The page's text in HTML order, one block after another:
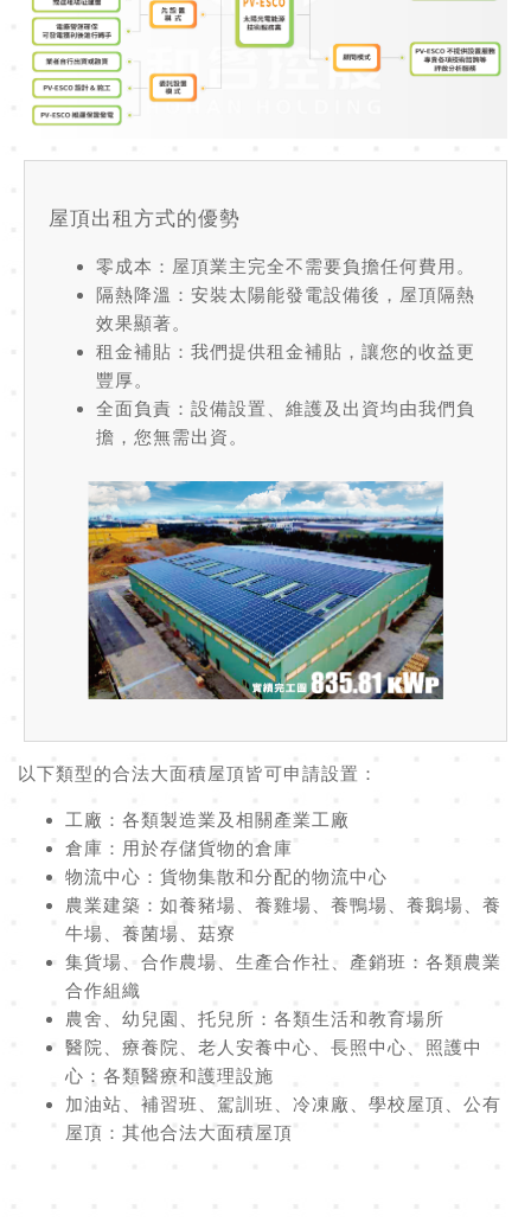
屋頂出租方式的優勢
零成本 ：屋頂業主完全不需要負擔任何費用。
隔熱降溫 ：安裝太陽能發電設備後，屋頂隔熱
效果顯著。
租金補貼 ：我們提供租金補貼，讓您的收益更
豐厚。
全面負責 ：設備設置、維護及出資均由我們負
擔，您無需出資。
以下類型的合法大面積屋頂皆可申請設置：
工廠 ：各類製造業及相關產業工廠
倉庫 ：用於存儲貨物的倉庫
物流中心 ：貨物集散和分配的物流中心
農業建築 ：如養豬場、養雞場、養鴨場、養鵝場、養
牛場、養菌場、菇寮
集貨場、合作農場、生產合作社、產銷班 ：各類農業
合作組織
農舍、幼兒園、托兒所 ：各類生活和教育場所
醫院、療養院、老人安養中心、長照中心、照護中
心 ：各類醫療和護理設施
加油站、補習班、駕訓班、冷凍廠、學校屋頂、公有
屋頂 ：其他合法大面積屋頂